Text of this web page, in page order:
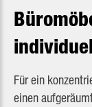
Für ein
einen